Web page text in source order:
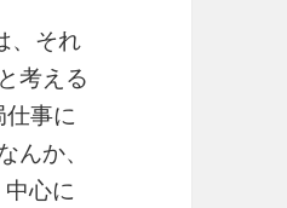
、それ
考える
事に
か、
心に